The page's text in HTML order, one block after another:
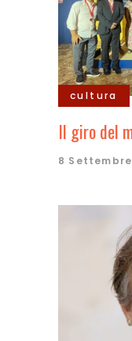
cultura
Il giro del
8 Settembre